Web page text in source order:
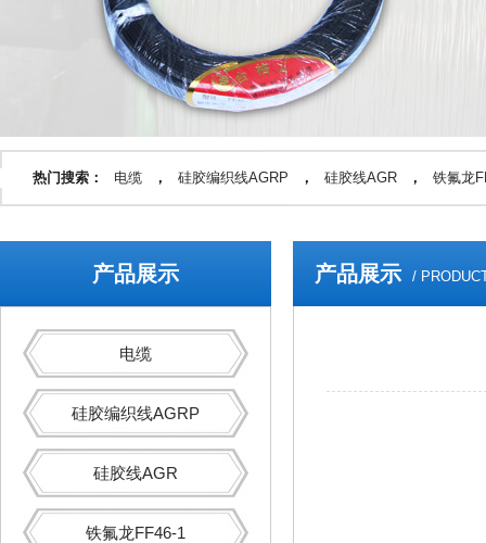
热门搜索： 电缆 ， 硅胶编织线AGRP ， 硅胶线AGR ， 铁氟龙
产品展示
电缆
硅胶编织线AGRP
硅胶线AGR
铁氟龙FF46-1
产品展示 /